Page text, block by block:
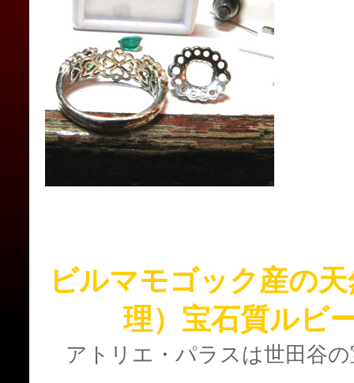
ビルマモゴック産の
理）宝石質ルビ
アトリエ・パラスは世田谷